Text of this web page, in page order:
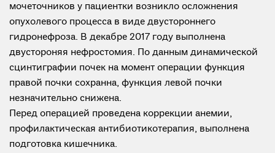
мочеточников у пациентки возникло осложнения
опухолевого процесса в виде двустороннего
гидронефроза. В декабре 2017 году выполнена
двустороняя нефростомия. По данным динамической
сцинтиграфии почек на момент операции функция
правой почки сохранна, функция левой почки
незначительно снижена.
Перед операцией проведена коррекции анемии,
профилактическая антибиотикотерапия, выполнена
подготовка кишечника.